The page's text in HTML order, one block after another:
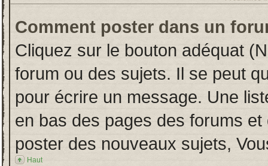
Comment poster dans un
Cliquez sur le bouton adéquat
forum ou des sujets. Il se peut
pour écrire un message. Une
en bas des pages des forums
poster des nouveaux sujets,
Haut